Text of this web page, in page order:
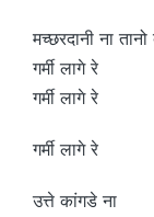
मच्छरदानी ना तानो
गर्मी लागे रे
गर्मी लागे रे
गर्मी लागे रे
उत्ते कांगडे ना